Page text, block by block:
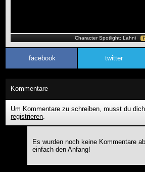
Character Spotlight: Lahni
facebook twitter
Kommentare
Um Kommentare zu schreiben, musst du
registrieren.
Es wurden noch keine Kommentare
einfach den Anfang!